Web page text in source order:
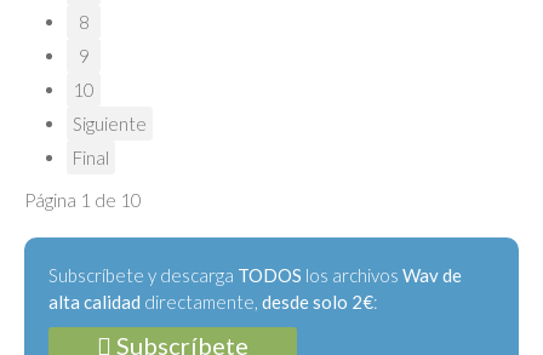
8
9
10
Siguiente
Final
Página 1 de 10
Subscríbete y descarga TODOS los archivos Wav de
alta calidad directamente, desde solo 2€:
Subscríbete